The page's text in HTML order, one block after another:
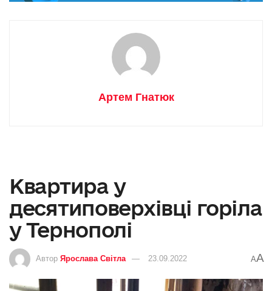
Артем Гнатюк
Квартира у
десятиповерхівці горіла
у Тернополі
Автор Ярослава Світла 23.09.2022 AA